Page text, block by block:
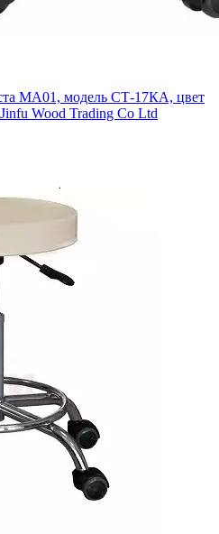
МА01, модель СТ-17КА, цвет
Wood Trading Co Ltd